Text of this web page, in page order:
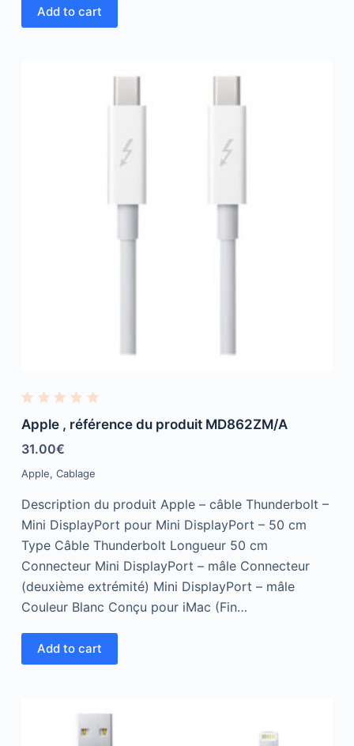
Add to cart
a
t
e
d
o
t
o
f
5
Apple , référence du produit MD862ZM/A
31.00€
Apple, Cablage
Description du produit Apple – câble Thunderbolt –
Mini DisplayPort pour Mini DisplayPort – 50 cm
Type Câble Thunderbolt Longueur 50 cm
Connecteur Mini DisplayPort – mâle Connecteur
(deuxième extrémité) Mini DisplayPort – mâle
Couleur Blanc Conçu pour iMac (Fin…
Add to cart